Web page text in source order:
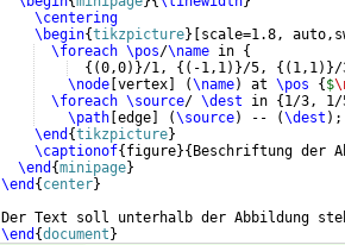
\centering
\begin{tikzpicture}
scale=1.8,
\foreach \pos/\name in {
{(0,0)}/1, {( -1,1)}/5, {( 1,1)}
\node vertex (\name) at \pos { $
\foreach \source/ \dest in { 1/3, 1/
\path edge (\source) -- (\dest ) ;
\end {tikzpicture}
\captionof{ figure}{ Beschriftung der
\end {minipage}
\end { center}
Der Text soll unterhalb der Abbildung
\end {document }